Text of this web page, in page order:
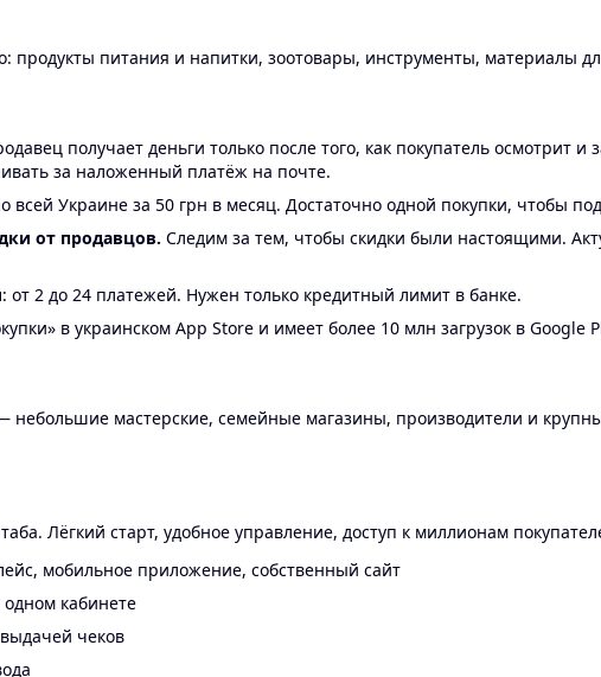
продукты питания и напитки, зоотовары, инструменты, материалы
получает деньги только после того, как покупатель осмотрит
за наложенный платёж на почте.
Украине за 50 грн в месяц. Достаточно одной покупки, чтобы
от продавцов. Следим за тем, чтобы скидки были настоящими.
: от 2 до 24 платежей. Нужен только кредитный лимит в банке.
в украинском App Store и имеет более 10 млн загрузок в Google
мастерские, семейные магазины, производители и
Лёгкий старт, удобное управление, доступ к миллионам
мобильное приложение, собственный сайт
кабинете
чеков